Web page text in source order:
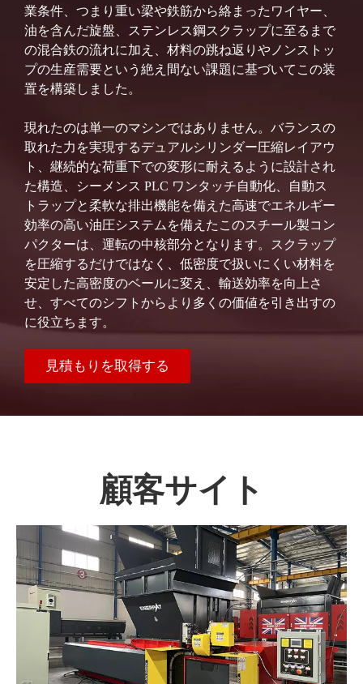
業条件、つまり重い梁や鉄筋から絡まったワイヤー、
油を含んだ旋盤、ステンレス鋼スクラップに至るまで
の混合鉄の流れに加え、材料の跳ね返りやノンストッ
プの生産需要という絶え間ない課題に基づいてこの装
置を構築しました。
現れたのは単一のマシンではありません。バランスの
取れた力を実現するデュアルシリンダー圧縮レイアウ
ト、継続的な荷重下での変形に耐えるように設計され
た構造、シーメンス PLC ワンタッチ自動化、自動ス
トラップと柔軟な排出機能を備えた高速でエネルギー
効率の高い油圧システムを備えたこのスチール製コン
パクターは、運転の中核部分となります。スクラップ
を圧縮するだけではなく、低密度で扱いにくい材料を
安定した高密度のベールに変え、輸送効率を向上さ
せ、すべてのシフトからより多くの価値を引き出すの
に役立ちます。
見積もりを取得する
顧客サイト